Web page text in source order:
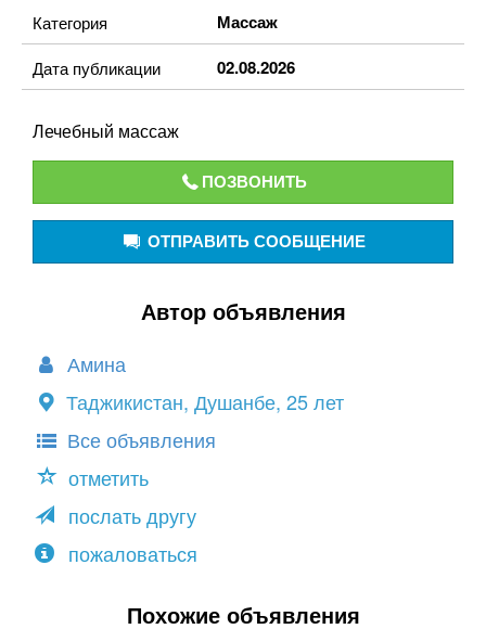
Категория Массаж
Дата публикации 02.08.2026
Лечебный массаж
ПОЗВОНИТЬ
ОТПРАВИТЬ СООБЩЕНИЕ
Автор объявления
Амина
Таджикистан, Душанбе, 25 лет
Все объявления
отметить
послать другу
пожаловаться
Похожие объявления